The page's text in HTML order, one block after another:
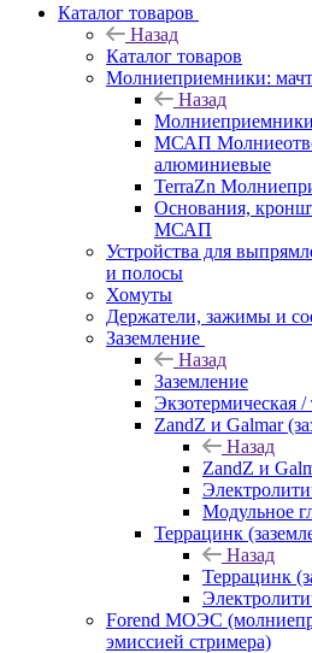
Каталог товаров
Назад
Каталог товаров
Молниеприемники:
Назад
МСАП
алюминиевые
TerraZn
Основания,
МСАП
Устройства для
и полосы
Хомуты
Держатели, зажимы и
Заземление
Назад
Заземление
Экзотермическая /
ZandZ и Galmar
Назад
ZandZ и
Модульное
Террацинк
Назад
Террацинк
Forend МОЭС
эмиссией стримера)